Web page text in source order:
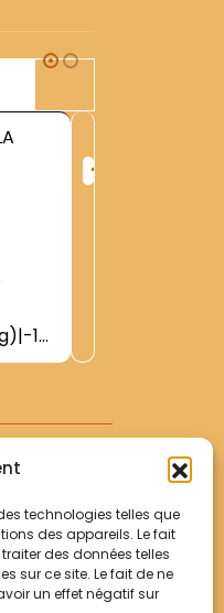
technologies telles que
des appareils. Le fait
des données telles
sur ce site. Le fait de ne
un effet négatif sur
1
+
du